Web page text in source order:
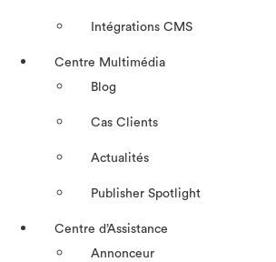
Intégrations CMS
Centre Multimédia
Blog
Cas Clients
Actualités
Publisher Spotlight
Centre d’Assistance
Annonceur